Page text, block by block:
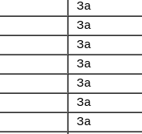
За
За
За
За
За
За
За